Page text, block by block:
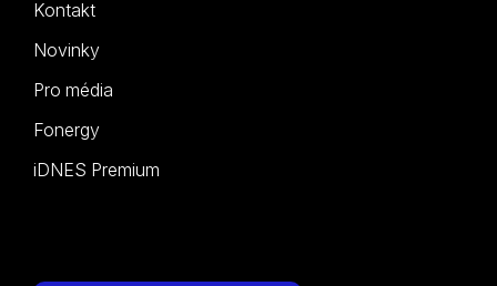
Kontakt
Novinky
Pro média
Fonergy
iDNES Premium